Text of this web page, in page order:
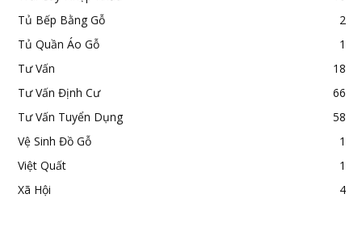
Tủ Bếp Bằng Gỗ
2
Tủ Quần Áo Gỗ
1
Tư Vấn
18
Tư Vấn Định Cư
66
Tư Vấn Tuyển Dụng
58
Vệ Sinh Đồ Gỗ
1
Việt Quất
1
Xã Hội
4